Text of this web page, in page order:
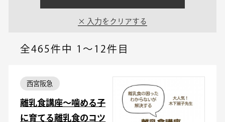
入力をクリアする
全465件中 1～12件目
西宮阪急
離乳食講座～噛める子
に育てる離乳食のコツ